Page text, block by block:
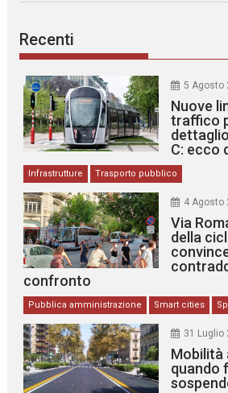
Recenti
5 Agosto
Nuove
traffico
C: ecco
Infrastrutture Trasporto pubblico
4 Agosto
Via
della
confronto
Pubblica amministrazione Smart cities
31 Luglio
Mobilità
quando